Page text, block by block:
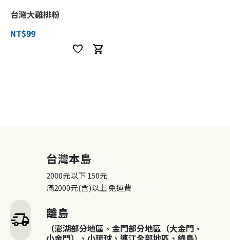
台灣大雞排粉
NT$99
favorite shopping_cart
delivery_truck_speed
台灣本島
2000元以下150元
滿2000元(含)以上免運費
離島
（澎湖部分地區、金門部分地區（大金門、